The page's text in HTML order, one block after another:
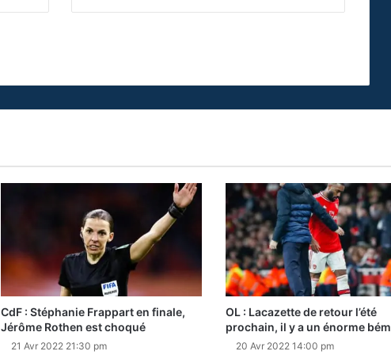
CdF : Stéphanie Frappart en finale,
Jérôme Rothen est choqué
21 Avr 2022 21:30 pm
OL : Lacazette de retour l’été
prochain, il y a un énorme
20 Avr 2022 14:00 pm